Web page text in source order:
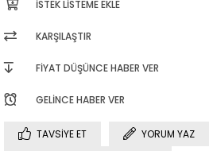
İSTEK LISTEME EKLE
KARŞILAŞTIR
FIYAT DÜŞÜNCE HABER VER
GELINCE HABER VER
TAVSIYE ET
YORUM YAZ